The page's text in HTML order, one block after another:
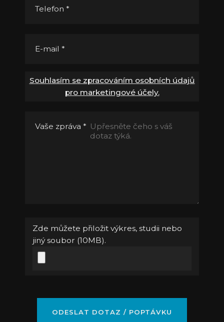
Telefon *
E-mail *
Souhlasím se zpracováním osobních údajů
pro marketingové účely.
Vaše zpráva *
Zde můžete přiložit výkres, studii nebo
jiný soubor (10MB).